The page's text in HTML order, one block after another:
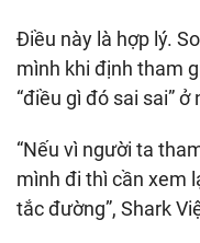
Điều này là hợp lý.
mình khi định tham
“điều gì đó sai sai”
“Nếu vì người ta
mình đi thì cần xem
tắc đường”, Shark